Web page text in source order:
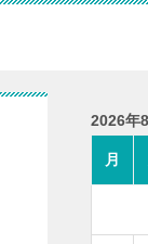
2026年
月